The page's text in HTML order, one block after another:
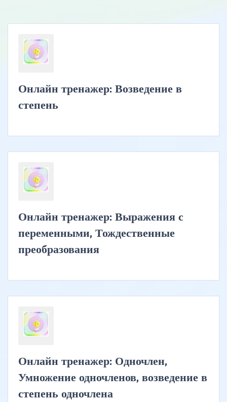
Онлайн тренажер: Возведение в
степень
Онлайн тренажер: Выражения с
переменными, Тождественные
преобразования
Онлайн тренажер: Одночлен,
Умножение одночленов, возведение в
степень одночлена